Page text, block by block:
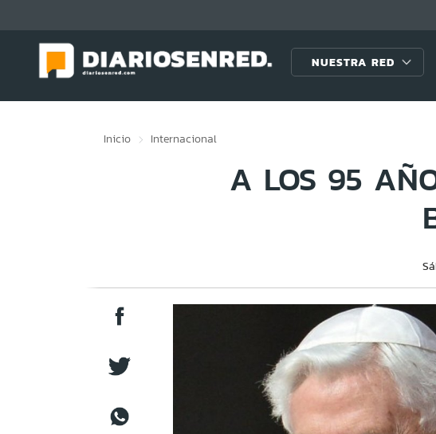
NUESTRA RED
Inicio Internacional
A LOS 95